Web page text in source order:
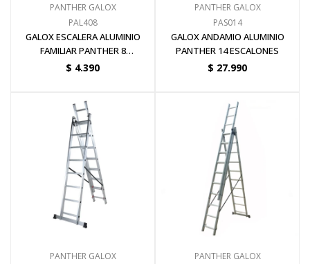
PANTHER GALOX
PAL408
GALOX ESCALERA ALUMINIO
FAMILIAR PANTHER 8
ESCALONES
$ 4.390
PANTHER GALOX
PAS014
GALOX ANDAMIO ALUMINIO
PANTHER 14 ESCALONES
$ 27.990
PANTHER GALOX
PANTHER GALOX